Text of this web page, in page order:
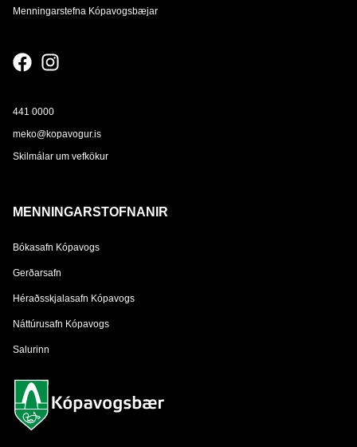
Menningarstefna Kópavogsbæjar
441 0000
meko@kopavogur.is
Skilmálar um vefkökur
MENNINGARSTOFNANIR
Bókasafn Kópavogs
Gerðarsafn
Héraðsskjalasafn Kópavogs
Náttúrusafn Kópavogs
Salurinn